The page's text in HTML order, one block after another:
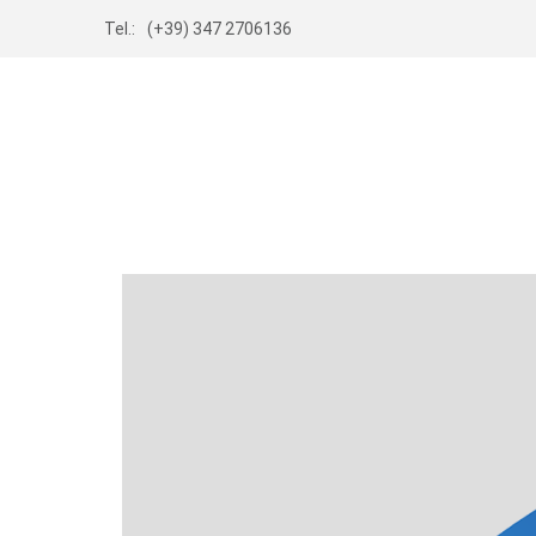
Tel.: (+39) 347 2706136